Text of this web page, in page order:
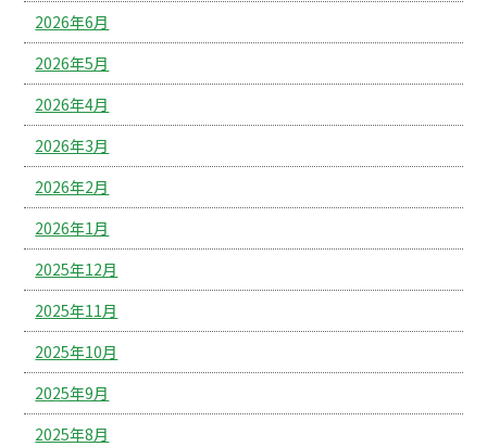
2026年6月
2026年5月
2026年4月
2026年3月
2026年2月
2026年1月
2025年12月
2025年11月
2025年10月
2025年9月
2025年8月